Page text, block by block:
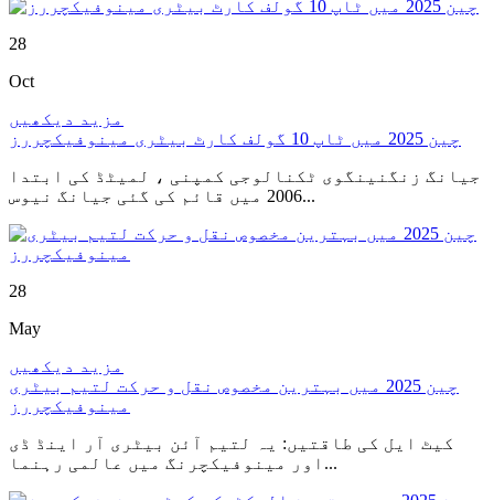
28
Oct
مزید دیکھیں
چین 2025 میں ٹاپ 10 گولف کارٹ بیٹری مینوفیکچررز
جیانگ زنگنینگوی ٹکنالوجی کمپنی ، لمیٹڈ کی ابتدا
2006 میں قائم کی گئی جیانگ نیوس...
28
May
مزید دیکھیں
چین 2025 میں بہترین مخصوص نقل و حرکت لتیم بیٹری
مینوفیکچررز
کیٹ ایل کی طاقتیں: یہ لتیم آئن بیٹری آر اینڈ ڈی
اور مینوفیکچرنگ میں عالمی رہنما...